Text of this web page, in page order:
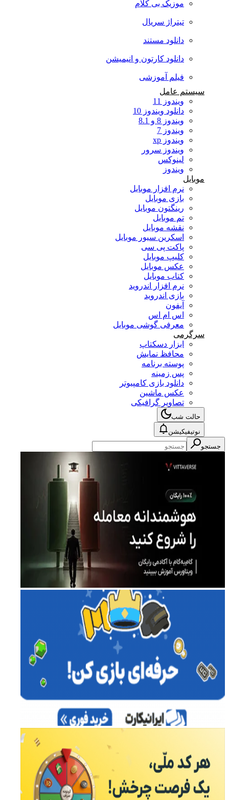
موزیک بی کلام
تیتراژ سریال
دانلود مستند
دانلود کارتون و انیمیشن
فیلم آموزشی
سیستم عامل
ویندوز 11
دانلود ویندوز 10
ویندوز 8 و 8.1
ویندوز 7
ویندوز xp
ویندوز سرور
لینوکس
ویندوز
موبایل
نرم افزار موبایل
بازی موبایل
رینگتون موبایل
تم موبایل
نقشه موبایل
اسکرین سیور موبایل
پاکت پی سی
کلیپ موبایل
عکس موبایل
کتاب موبایل
نرم افزار اندروید
بازی اندروید
آیفون
اس ام اس
معرفی گوشی موبایل
سرگرمی
ابزار دسکتاپ
محافظ نمایش
پوسته برنامه
پس زمینه
دانلود بازی کامپیوتر
عکس ماشین
تصاویر گرافیکی
حالت شب
نوتیفیکیشن
جستجو